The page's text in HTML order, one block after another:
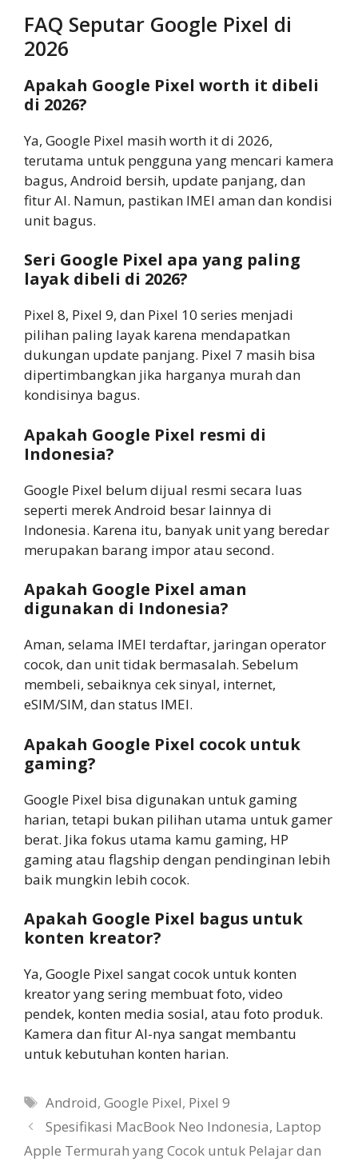
FAQ Seputar Google Pixel di
2026
Apakah Google Pixel worth it dibeli
di 2026?
Ya, Google Pixel masih worth it di 2026,
terutama untuk pengguna yang mencari kamera
bagus, Android bersih, update panjang, dan
fitur AI. Namun, pastikan IMEI aman dan kondisi
unit bagus.
Seri Google Pixel apa yang paling
layak dibeli di 2026?
Pixel 8, Pixel 9, dan Pixel 10 series menjadi
pilihan paling layak karena mendapatkan
dukungan update panjang. Pixel 7 masih bisa
dipertimbangkan jika harganya murah dan
kondisinya bagus.
Apakah Google Pixel resmi di
Indonesia?
Google Pixel belum dijual resmi secara luas
seperti merek Android besar lainnya di
Indonesia. Karena itu, banyak unit yang beredar
merupakan barang impor atau second.
Apakah Google Pixel aman
digunakan di Indonesia?
Aman, selama IMEI terdaftar, jaringan operator
cocok, dan unit tidak bermasalah. Sebelum
membeli, sebaiknya cek sinyal, internet,
eSIM/SIM, dan status IMEI.
Apakah Google Pixel cocok untuk
gaming?
Google Pixel bisa digunakan untuk gaming
harian, tetapi bukan pilihan utama untuk gamer
berat. Jika fokus utama kamu gaming, HP
gaming atau flagship dengan pendinginan lebih
baik mungkin lebih cocok.
Apakah Google Pixel bagus untuk
konten kreator?
Ya, Google Pixel sangat cocok untuk konten
kreator yang sering membuat foto, video
pendek, konten media sosial, atau foto produk.
Kamera dan fitur AI-nya sangat membantu
untuk kebutuhan konten harian.
Tags
Android,Google Pixel, Pixel 9
Spesifikasi MacBook Neo Indonesia, Laptop
Apple Termurah yang Cocok untuk Pelajar dan